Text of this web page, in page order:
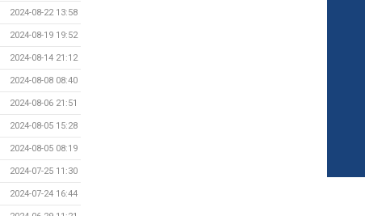
2024-08-22 13:58
2024-08-19 19:52
2024-08-14 21:12
2024-08-08 08:40
2024-08-06 21:51
2024-08-05 15:28
2024-08-05 08:19
2024-07-25 11:30
2024-07-24 16:44